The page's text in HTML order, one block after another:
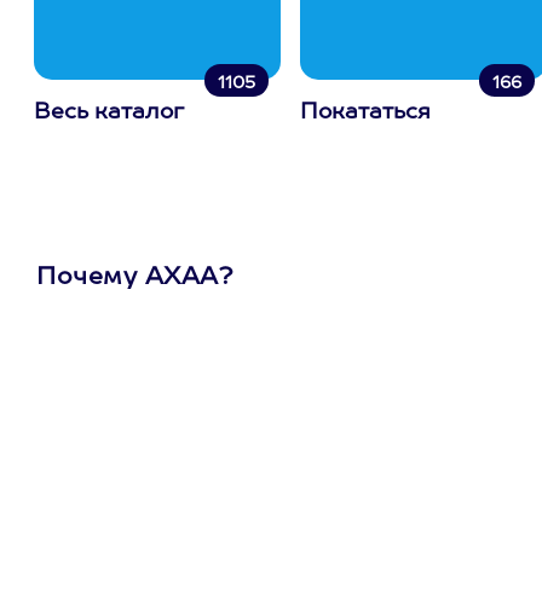
1105
Весь каталог
166
Покататься
Почему АХАА?